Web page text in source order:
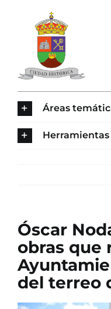
contenido
TURISMO
CONTACTO
Áreas
Herramientas
Óscar
obras que
del terreo